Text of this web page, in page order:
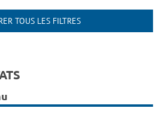
TOUS LES FILTRES